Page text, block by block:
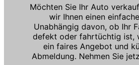
Möchten Sie Ihr Auto
wir Ihnen einen
Unabhängig davon, ob Ihr
defekt oder fahrtüchtig ist,
ein faires Angebot und
Abmeldung. Nehmen Sie